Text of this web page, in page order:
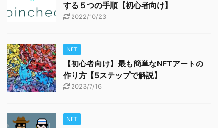
する５つの手順【初心者向け】
2022/10/23
NFT
【初心者向け】最も簡単なNFTアートの
作り方【5ステップで解説】
2023/7/16
NFT